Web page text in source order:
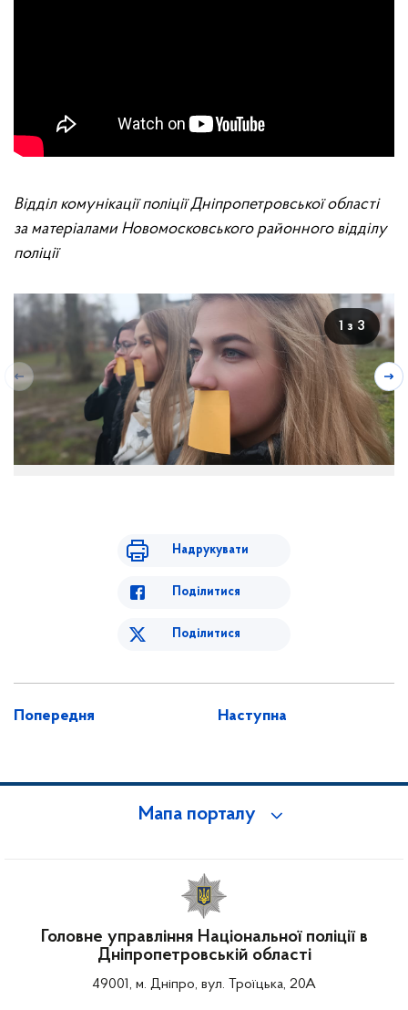
Відділ комунікації поліції Дніпропетровської області
за матеріалами Новомосковського районного відділу
поліції
1 з 3
Надрукувати
Поділитися
Поділитися
Попередня Наступна
Мапа порталу
Головне управління Національної поліції в
Дніпропетровській області
49001, м. Дніпро, вул. Троїцька, 20А